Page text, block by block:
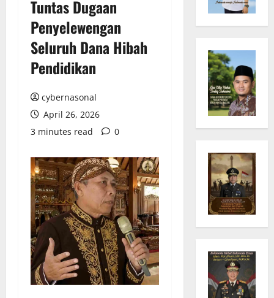
Tuntas Dugaan
Penyelewengan
Seluruh Dana Hibah
Pendidikan
cybernasonal
April 26, 2026
3 minutes read
0